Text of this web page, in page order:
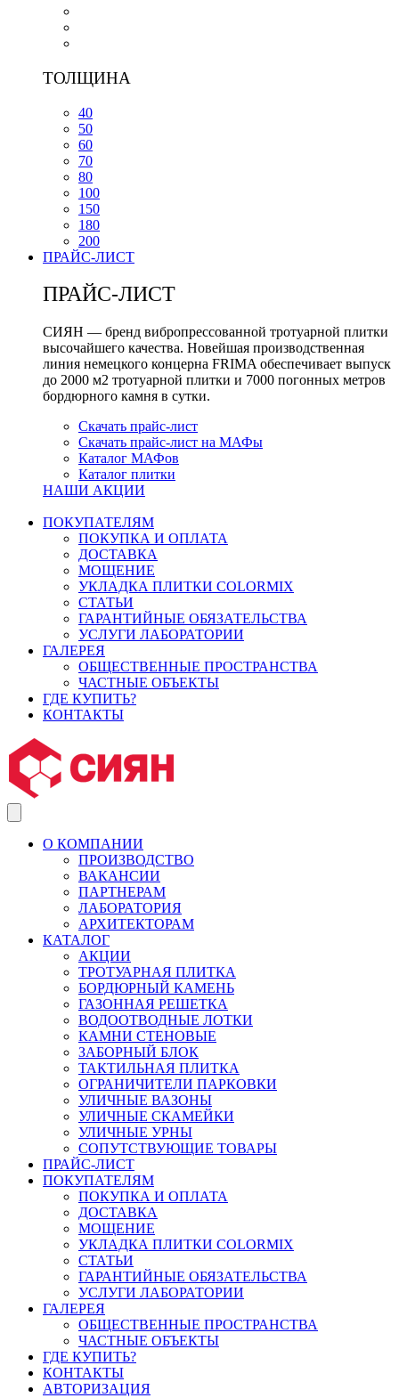
ТОЛЩИНА
40
50
60
70
80
100
150
180
200
ПРАЙС-ЛИСТ
ПРАЙС-ЛИСТ
СИЯН — бренд вибропрессованной тротуарной плитки
высочайшего качества. Новейшая производственная
линия немецкого концерна FRIMA обеспечивает выпуск
до 2000 м2 тротуарной плитки и 7000 погонных метров
бордюрного камня в сутки.
Скачать прайс-лист
Скачать прайс-лист на МАФы
Каталог МАФов
Каталог плитки
НАШИ АКЦИИ
ПОКУПАТЕЛЯМ
ПОКУПКА И ОПЛАТА
ДОСТАВКА
МОЩЕНИЕ
УКЛАДКА ПЛИТКИ COLORMIX
СТАТЬИ
ГАРАНТИЙНЫЕ ОБЯЗАТЕЛЬСТВА
УСЛУГИ ЛАБОРАТОРИИ
ГАЛЕРЕЯ
ОБЩЕСТВЕННЫЕ ПРОСТРАНСТВА
ЧАСТНЫЕ ОБЪЕКТЫ
ГДЕ КУПИТЬ?
КОНТАКТЫ
О КОМПАНИИ
ПРОИЗВОДСТВО
ВАКАНСИИ
ПАРТНЕРАМ
ЛАБОРАТОРИЯ
АРХИТЕКТОРАМ
КАТАЛОГ
АКЦИИ
ТРОТУАРНАЯ ПЛИТКА
БОРДЮРНЫЙ КАМЕНЬ
ГАЗОННАЯ РЕШЕТКА
ВОДООТВОДНЫЕ ЛОТКИ
КАМНИ СТЕНОВЫЕ
ЗАБОРНЫЙ БЛОК
ТАКТИЛЬНАЯ ПЛИТКА
ОГРАНИЧИТЕЛИ ПАРКОВКИ
УЛИЧНЫЕ ВАЗОНЫ
УЛИЧНЫЕ СКАМЕЙКИ
УЛИЧНЫЕ УРНЫ
СОПУТСТВУЮЩИЕ ТОВАРЫ
ПРАЙС-ЛИСТ
ПОКУПАТЕЛЯМ
ПОКУПКА И ОПЛАТА
ДОСТАВКА
МОЩЕНИЕ
УКЛАДКА ПЛИТКИ COLORMIX
СТАТЬИ
ГАРАНТИЙНЫЕ ОБЯЗАТЕЛЬСТВА
УСЛУГИ ЛАБОРАТОРИИ
ГАЛЕРЕЯ
ОБЩЕСТВЕННЫЕ ПРОСТРАНСТВА
ЧАСТНЫЕ ОБЪЕКТЫ
ГДЕ КУПИТЬ?
КОНТАКТЫ
АВТОРИЗАЦИЯ